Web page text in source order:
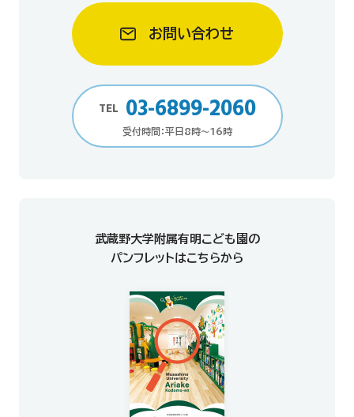
お問い合わせ
TEL 03-6899-2060
受付時間：平日8時～16時
武蔵野大学附属有明こども園の
パンフレットはこちらから